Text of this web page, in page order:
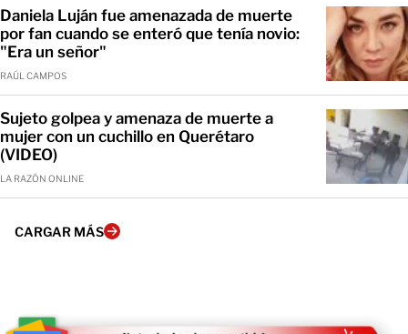
Daniela Luján fue amenazada de muerte
por fan cuando se enteró que tenía novio:
"Era un señor"
RAÚL CAMPOS
Sujeto golpea y amenaza de muerte a
mujer con un cuchillo en Querétaro
(VIDEO)
LA RAZÓN ONLINE
CARGAR MÁS